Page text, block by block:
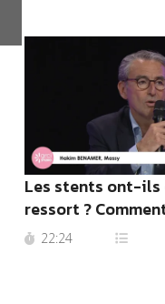
Les stents ont-ils
ressort ?
22:24